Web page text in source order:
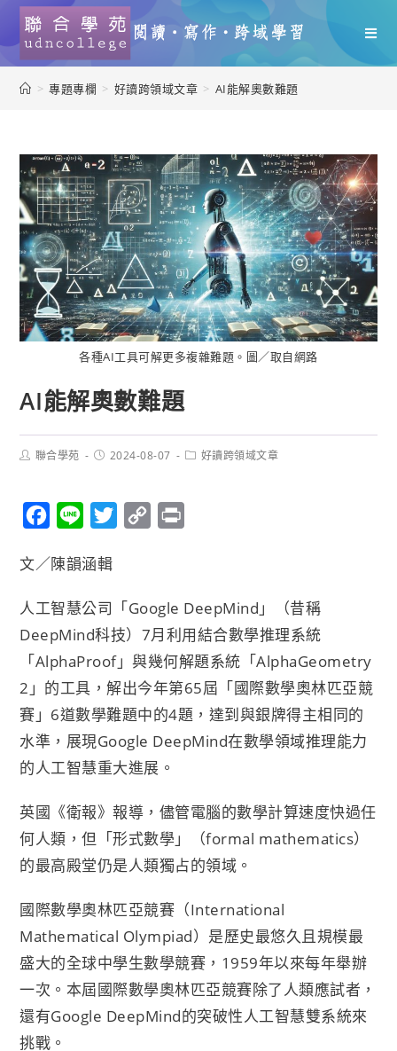
> 專題專欄 > 好讀跨領域文章 > AI能解奧數難題
各種AI工具可解更多複雜難題。圖／取自網路
AI能解奧數難題
聯合學苑 2024-08-07 好讀跨領域文章
c
b
o
o
k
n
e
r
L
i
文／陳韻涵輯
人工智慧公司「Google DeepMind」（昔稱
DeepMind科技）7月利用結合數學推理系統
「AlphaProof」與幾何解題系統「AlphaGeometry
2」的工具，解出今年第65屆「國際數學奧林匹亞競
賽」6道數學難題中的4題，達到與銀牌得主相同的
水準，展現Google DeepMind在數學領域推理能力
的人工智慧重大進展。
英國《衛報》報導，儘管電腦的數學計算速度快過任
何人類，但「形式數學」（formal mathematics）
的最高殿堂仍是人類獨占的領域。
國際數學奧林匹亞競賽（International
Mathematical Olympiad）是歷史最悠久且規模最
盛大的全球中學生數學競賽，1959年以來每年舉辦
一次。本屆國際數學奧林匹亞競賽除了人類應試者，
還有Google DeepMind的突破性人工智慧雙系統來
挑戰。